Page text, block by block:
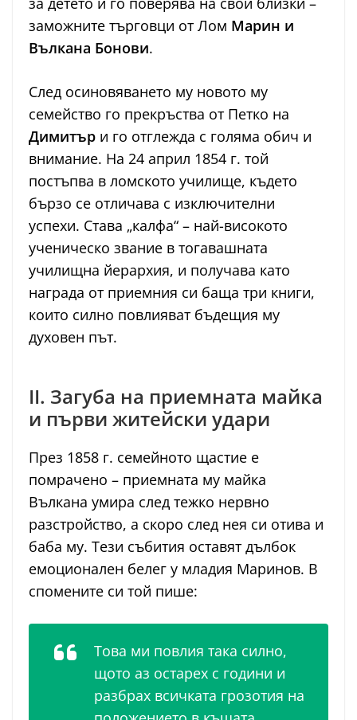
заможните търговци от Лом Марин и
Вълкана Бонови.
След осиновяването му новото му
семейство го прекръства от Петко на
Димитър и го отглежда с голяма обич и
внимание. На 24 април 1854 г. той
постъпва в ломското училище, където
бързо се отличава с изключителни
успехи. Става „калфа“ – най-високото
ученическо звание в тогавашната
училищна йерархия, и получава като
награда от приемния си баща три книги,
които силно повлияват бъдещия му
духовен път.
II. Загуба на приемната майка
и първи житейски удари
През 1858 г. семейното щастие е
помрачено – приемната му майка
Вълкана умира след тежко нервно
разстройство, а скоро след нея си отива и
баба му. Тези събития оставят дълбок
емоционален белег у младия Маринов. В
спомените си той пише:
Това ми повлия така силно,
щото аз остарех с години и
разбрах всичката грозотия на